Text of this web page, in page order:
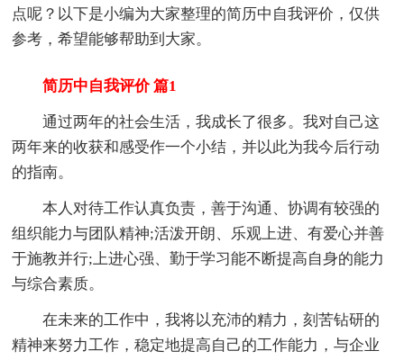
点呢？以下是小编为大家整理的简历中自我评价，仅供
参考，希望能够帮助到大家。
简历中自我评价 篇1
通过两年的社会生活，我成长了很多。我对自己这
两年来的收获和感受作一个小结，并以此为我今后行动
的指南。
本人对待工作认真负责，善于沟通、协调有较强的
组织能力与团队精神;活泼开朗、乐观上进、有爱心并善
于施教并行;上进心强、勤于学习能不断提高自身的能力
与综合素质。
在未来的工作中，我将以充沛的精力，刻苦钻研的
精神来努力工作，稳定地提高自己的工作能力，与企业